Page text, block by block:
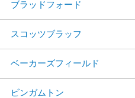
ブラッドフォード
スコッツブラッフ
ベーカーズフィールド
ビンガムトン